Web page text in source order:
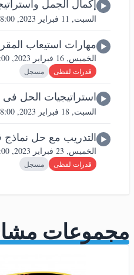
إكمال الجمل
السبت, 11 فبراير 2023, 8:00 - 9:00م
مهارات استيعاب
الخميس, 16 فبراير 2023, 8:00 - 9:00م
قدرات لفظى مسجل
استراتيجيات الحل فى
السبت, 18 فبراير 2023, 8:00 - 9:00م
التدريب مع حل
الخميس, 23 فبراير 2023, 8:00 - 10:00م
قدرات لفظى مسجل
مجموعات